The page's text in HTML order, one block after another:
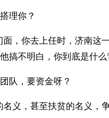
理你？
面，你去上任时，济南这
搞不明白，你到底是什么
队，要资金呀？
名义，甚至扶贫的名义，